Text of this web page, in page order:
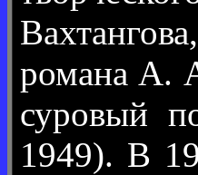
романа А.
суровый
1949). В